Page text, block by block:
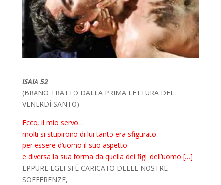
ISAIA 52
(BRANO TRATTO DALLA PRIMA LETTURA DEL
VENERDÌ SANTO)
Ecco, il mio servo…
molti si stupirono di lui tanto era sfigurato
per essere d’uomo il suo aspetto
e diversa la sua forma da quella dei figli dell’uomo […]
EPPURE EGLI SI È CARICATO DELLE NOSTRE
SOFFERENZE,